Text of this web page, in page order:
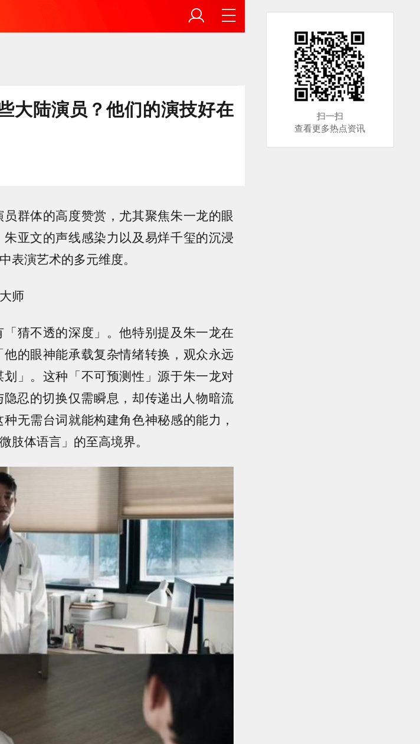
大陆演员？他们的演技好在
群体的高度赞赏，尤其聚焦朱一龙的眼
亚文的声线感染力以及易烊千玺的沉浸
表演艺术的多元维度。
师
猜不透的深度」。他特别提及朱一龙在
他的眼神能承载复杂情绪转换，观众永远
」。这种「不可预测性」源于朱一龙对
忍的切换仅需瞬息，却传递出人物暗流
无需台词就能构建角色神秘感的能力，
肢体语言」的至高境界。
扫一扫
查看更多热点资讯